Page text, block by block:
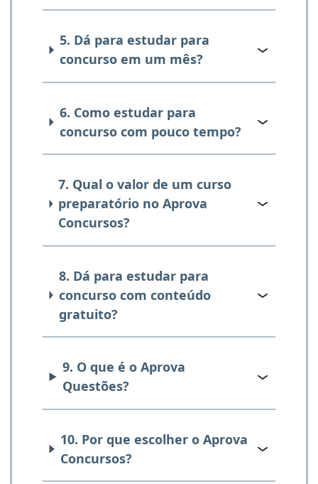
5. Dá para estudar para
concurso em um mês?
6. Como estudar para
concurso com pouco tempo?
7. Qual o valor de um curso
preparatório no Aprova
Concursos?
8. Dá para estudar para
concurso com conteúdo
gratuito?
9. O que é o Aprova
Questões?
10. Por que escolher o Aprova
Concursos?